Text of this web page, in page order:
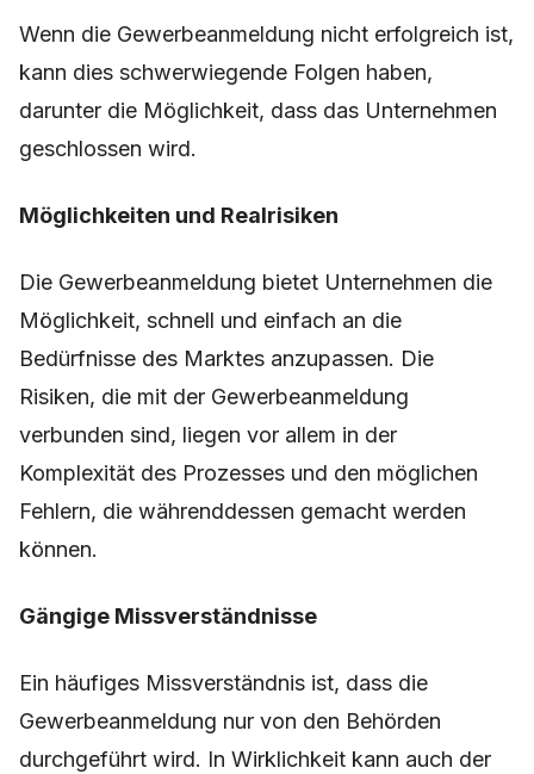
Wenn die Gewerbeanmeldung nicht erfolgreich ist,
kann dies schwerwiegende Folgen haben,
darunter die Möglichkeit, dass das Unternehmen
geschlossen wird.
Möglichkeiten und Realrisiken
Die Gewerbeanmeldung bietet Unternehmen die
Möglichkeit, schnell und einfach an die
Bedürfnisse des Marktes anzupassen. Die
Risiken, die mit der Gewerbeanmeldung
verbunden sind, liegen vor allem in der
Komplexität des Prozesses und den möglichen
Fehlern, die währenddessen gemacht werden
können.
Gängige Missverständnisse
Ein häufiges Missverständnis ist, dass die
Gewerbeanmeldung nur von den Behörden
durchgeführt wird. In Wirklichkeit kann auch der